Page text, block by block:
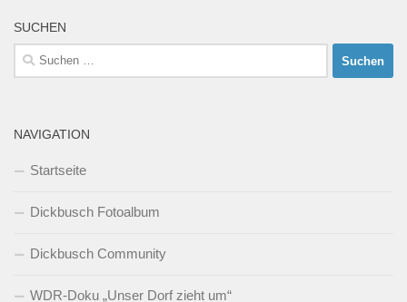
SUCHEN
Suchen
nach:
NAVIGATION
Startseite
Dickbusch Fotoalbum
Dickbusch Community
WDR-Doku „Unser Dorf zieht um“